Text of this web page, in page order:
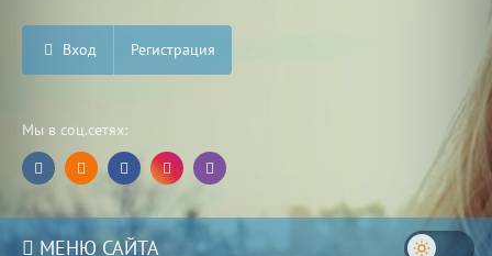
Вход Регистрация
Мы в соц.сетях:
МЕНЮ САЙТА